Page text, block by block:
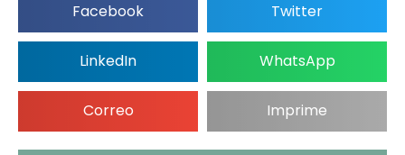
Facebook Twitter
LinkedIn WhatsApp
Correo Imprime